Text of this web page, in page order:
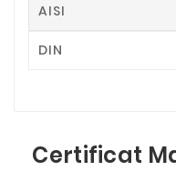
AISI
DIN
Certificat